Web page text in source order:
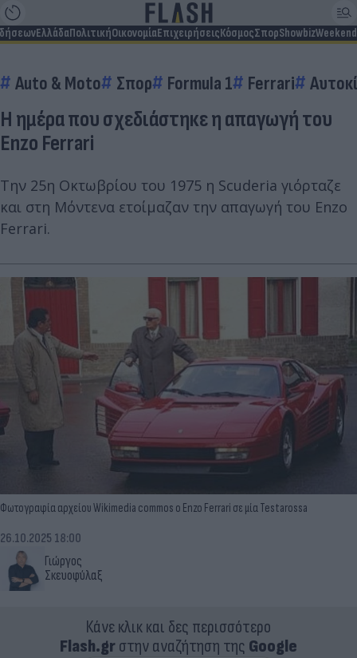
ΕλλάδαΠολιτικήΟικονομίαΕπιχειρήσειςΚόσμοςΣπορShowbizWeekend
Auto & Moto Σπορ Formula 1 Ferrari
Η ημέρα που σχεδιάστηκε η απαγωγή του
Enzo Ferrari
Την 25η Οκτωβρίου του 1975 η Scuderia γιόρταζε
και στη Μόντενα ετοίμαζαν την απαγωγή του Enzo
Ferrari.
Φωτογραφία αρχείου Wikimedia commos ο Enzo Ferrari σε μία Testarossa
Γιώργος
Σκευοφύλαξ
26.10.2025 18:00
Κάνε κλικ και δες περισσότερο
Flash.grστην αναζήτηση της Google